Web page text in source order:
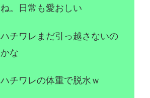
ね。日常も愛おしい
ハチワレまだ引っ越さないの
かな
ハチワレの体重で脱水ｗ